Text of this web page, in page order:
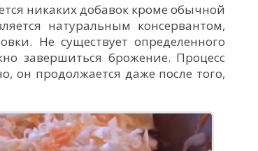
никаких добавок кроме обычной
натуральным консервантом,
Не существует определенного
завершиться брожение. Процесс
он продолжается даже после того,